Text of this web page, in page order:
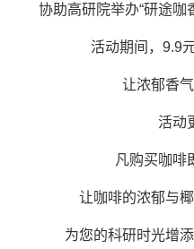
协助高研院举办“研途咖
活动期间，9.9
让浓郁香
活动
凡购买咖啡
让咖啡的浓郁与
为您的科研时光增